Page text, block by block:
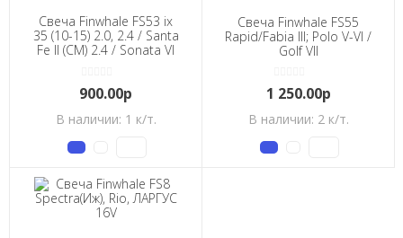
Свеча Finwhale FS53 ix
35 (10-15) 2.0, 2.4 / Santa
Fe II (CM) 2.4 / Sonata VI
900.00р
В наличии: 1 к/т.
Свеча Finwhale FS55
Rapid/Fabia III; Polo V-VI /
Golf VII
1 250.00р
В наличии: 2 к/т.